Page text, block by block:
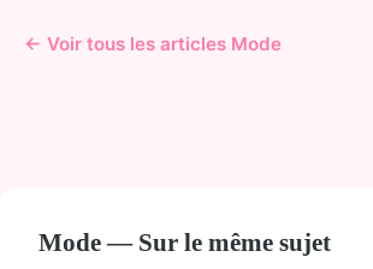
← Voir tous les articles Mode
Mode — Sur le même sujet